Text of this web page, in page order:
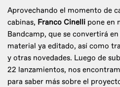
Aprovechando el momento de
cabinas, Franco Cinelli pone en
Bandcamp, que se convertirá
material ya editado, así como
y otras novedades. Luego de
22 lanzamientos, nos
para saber más sobre el